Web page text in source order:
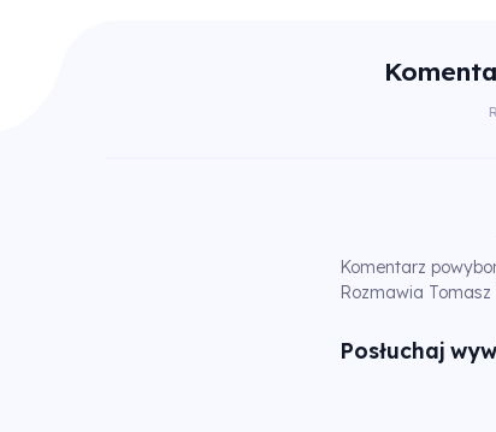
Komentarz
Rozmawia
Posłuchaj